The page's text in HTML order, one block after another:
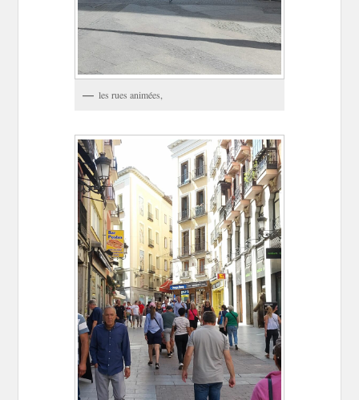
les rues animées,